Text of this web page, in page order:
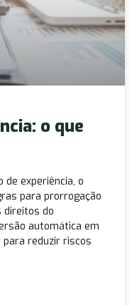
o que
experiência, o
para prorrogação
direitos do
automática em
reduzir riscos